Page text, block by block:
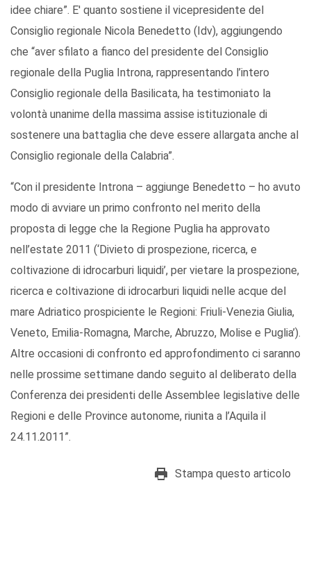
idee chiare”. E' quanto sostiene il vicepresidente del
Consiglio regionale Nicola Benedetto (Idv), aggiungendo
che “aver sfilato a fianco del presidente del Consiglio
regionale della Puglia Introna, rappresentando l’intero
Consiglio regionale della Basilicata, ha testimoniato la
volontà unanime della massima assise istituzionale di
sostenere una battaglia che deve essere allargata anche al
Consiglio regionale della Calabria”.
“Con il presidente Introna – aggiunge Benedetto – ho avuto
modo di avviare un primo confronto nel merito della
proposta di legge che la Regione Puglia ha approvato
nell’estate 2011 (‘Divieto di prospezione, ricerca, e
coltivazione di idrocarburi liquidi’, per vietare la prospezione,
ricerca e coltivazione di idrocarburi liquidi nelle acque del
mare Adriatico prospiciente le Regioni: Friuli-Venezia Giulia,
Veneto, Emilia-Romagna, Marche, Abruzzo, Molise e Puglia’).
Altre occasioni di confronto ed approfondimento ci saranno
nelle prossime settimane dando seguito al deliberato della
Conferenza dei presidenti delle Assemblee legislative delle
Regioni e delle Province autonome, riunita a l’Aquila il
24.11.2011”.
Stampa questo articolo